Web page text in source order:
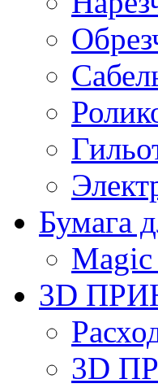
Бумага
Magic
3D
3D